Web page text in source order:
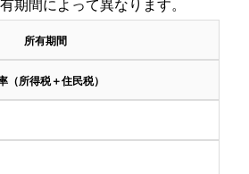
期間によって異なります。
所有期間
（所得税＋住民税）